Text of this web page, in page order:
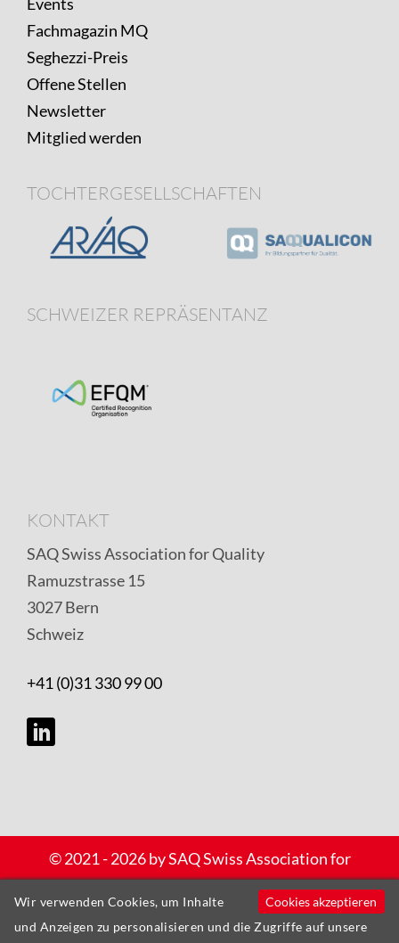
Fachmagazin MQ
Seghezzi-Preis
Offene Stellen
Newsletter
Mitglied werden
TOCHTERGESELLSCHAFTEN
SCHWEIZER REPRÄSENTANZ
KONTAKT
SAQ Swiss Association for Quality
Ramuzstrasse 15
3027 Bern
Schweiz
+41 (0)31 330 99 00
Copyright
und
Datenschutz
© 2021 - 2026 by SAQ Swiss Association for
Quality – Alle Rechte vorbehalten |
Datenschutzerklärung
Cookies akzeptieren
Wir verwenden Cookies, um Inhalte
und Anzeigen zu personalisieren und die Zugriffe auf unsere